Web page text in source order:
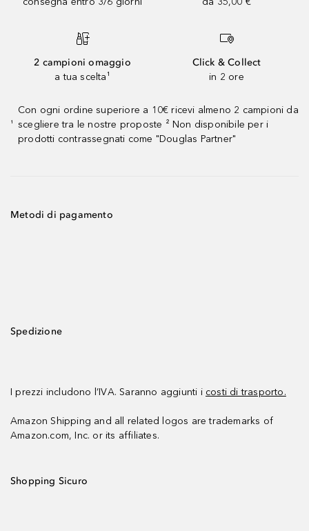
2 campioni omaggio
a tua scelta¹
Click & Collect
in 2 ore
¹
Con ogni ordine superiore a 10€ ricevi almeno 2 campioni da
scegliere tra le nostre proposte ² Non disponibile per i
prodotti contrassegnati come "Douglas Partner"
Metodi di pagamento
Spedizione
I prezzi includono l’IVA. Saranno aggiunti i costi di trasporto.
Amazon Shipping and all related logos are trademarks of
Amazon.com, Inc. or its affiliates.
Shopping Sicuro